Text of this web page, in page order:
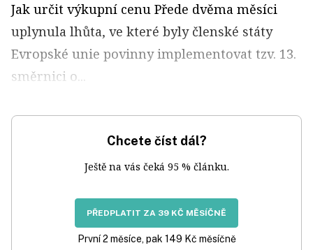
Jak určit výkupní cenu Přede dvěma měsíci
uplynula lhůta, ve které byly členské státy
Evropské unie povinny implementovat tzv. 13.
směrnici o...
Chcete číst dál?
Ještě na vás čeká 95 % článku.
PŘEDPLATIT ZA 39 KČ MĚSÍČNĚ
První 2 měsíce, pak 149 Kč měsíčně